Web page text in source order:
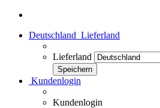
Deutschland Lieferland
Lieferland
Kundenlogin
Kundenlogin